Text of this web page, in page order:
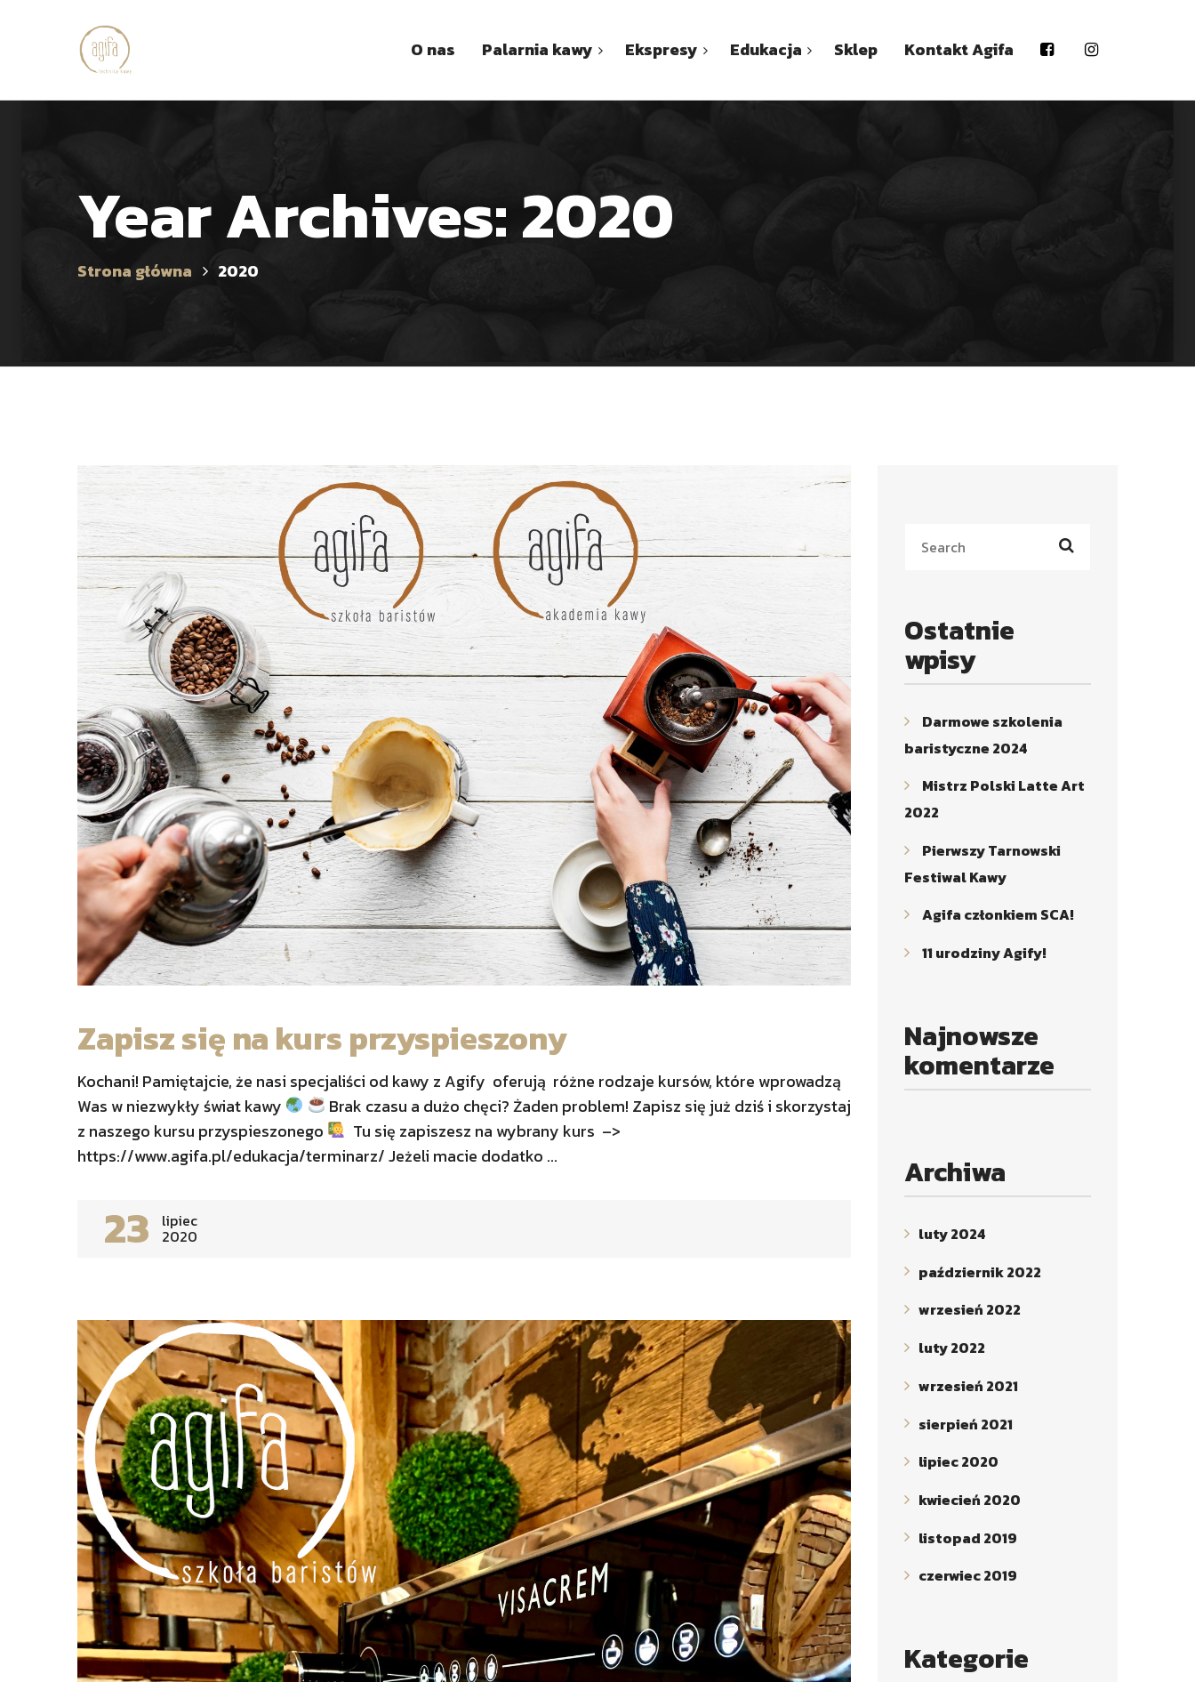
O nas Palarnia kawy Ekspresy Edukacja Sklep Kontakt Agifa
Year Archives: 2020
Strona główna 2020
Zapisz się na kurs przyspieszony
Kochani! Pamiętajcie, że nasi specjaliści od kawy z Agify oferują różne rodzaje kursów, które wprowadzą
Was w niezwykły świat kawy
Brak czasu a dużo chęci? Żaden problem! Zapisz się już dziś i skorzystaj
z naszego kursu przyspieszonego
Tu się zapiszesz na wybrany kurs –>
https://www.agifa.pl/edukacja/terminarz/ Jeżeli macie dodatko ...
23 lipiec
2020
Ostatnie
wpisy
Darmowe szkolenia
baristyczne 2024
Mistrz Polski Latte Art
2022
Pierwszy Tarnowski
Festiwal Kawy
Agifa członkiem SCA!
11 urodziny Agify!
Najnowsze
komentarze
Archiwa
luty 2024
październik 2022
wrzesień 2022
luty 2022
wrzesień 2021
sierpień 2021
lipiec 2020
kwiecień 2020
listopad 2019
czerwiec 2019
Kategorie